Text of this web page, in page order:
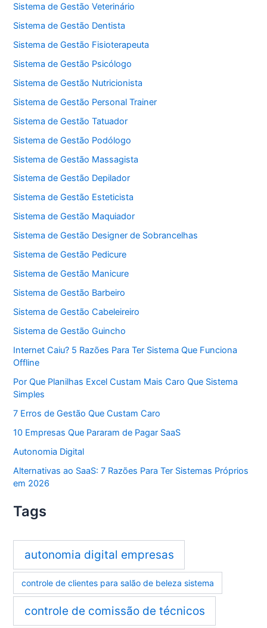
Sistema de Gestão Veterinário
Sistema de Gestão Dentista
Sistema de Gestão Fisioterapeuta
Sistema de Gestão Psicólogo
Sistema de Gestão Nutricionista
Sistema de Gestão Personal Trainer
Sistema de Gestão Tatuador
Sistema de Gestão Podólogo
Sistema de Gestão Massagista
Sistema de Gestão Depilador
Sistema de Gestão Esteticista
Sistema de Gestão Maquiador
Sistema de Gestão Designer de Sobrancelhas
Sistema de Gestão Pedicure
Sistema de Gestão Manicure
Sistema de Gestão Barbeiro
Sistema de Gestão Cabeleireiro
Sistema de Gestão Guincho
Internet Caiu? 5 Razões Para Ter Sistema Que Funciona
Offline
Por Que Planilhas Excel Custam Mais Caro Que Sistema
Simples
7 Erros de Gestão Que Custam Caro
10 Empresas Que Pararam de Pagar SaaS
Autonomia Digital
Alternativas ao SaaS: 7 Razões Para Ter Sistemas Próprios
em 2026
Tags
autonomia digital empresas
controle de clientes para salão de beleza sistema
controle de comissão de técnicos